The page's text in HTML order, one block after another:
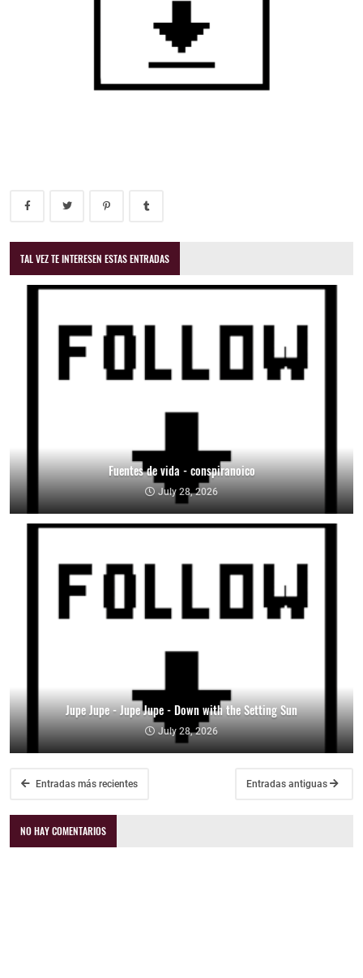
TAL VEZ TE INTERESEN ESTAS ENTRADAS
Fuentes de vida - conspiranoico
July 28, 2026
Jupe Jupe - Jupe Jupe - Down with the Setting Sun
July 28, 2026
Entradas más recientes Entradas antiguas
NO HAY COMENTARIOS